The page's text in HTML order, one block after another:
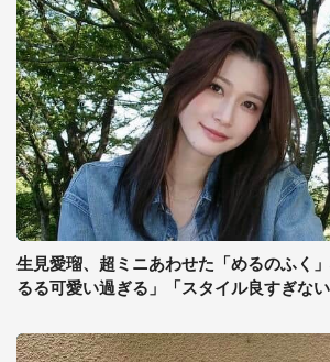
生見愛瑠、超ミニあわせた「めるのふく
るる可愛い過ぎる」「スタイル良すぎない